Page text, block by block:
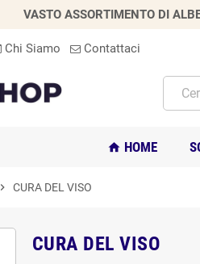
VASTO ASSORTIMENTO DI
Chi Siamo Contattaci
home HOME
chevron_right CURA DEL VISO
CURA DEL VISO